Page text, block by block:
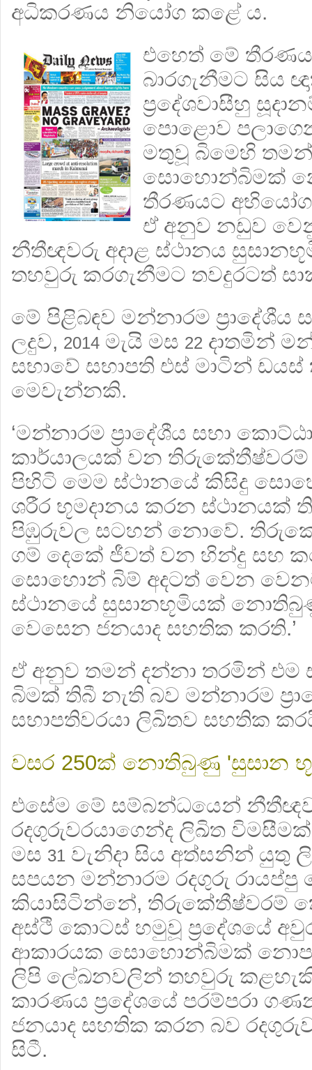
අධිකරණය නියෝග කළේ ය.
එහෙත් මේ
බාරගැනීමට සිය
ප‍්‍රදේශවාසීහු
පොළොව
මතුවූ බිමෙහි
සොහොන්බිමක්
තීරණයට
ඒ අනුව නඩුව
නීතීඥවරු අදාළ ස්ථානය
තහවුරු කරගැනීමට තවදුරටත්
මේ පිළිබඳව මන්නාරම
ලදුව, 2014 මැයි මස 22 දාතමින්
සභාවේ සභාපති එස් මාටින්
මෙවැන්නකි.
‘මන්නාරම ප‍්‍රාදේශීය සභා
කාර්යාලයක් වන තිරුකේතීෂ්වරම්
පිහිටි මෙම ස්ථානයේ කිසිදු
ශරීර භූමදානය කරන ස්ථානයක්
පිඹුරුවල සටහන් නොවේ.
ගම් දෙකේ ජීවත් වන හින්දු සහ
සොහොන් බිම් අදටත් වෙන
ස්ථානයේ සුසානභූමියක්
වෙසෙන ජනයාද සහතික කරති.’
ඒ අනුව තමන් දන්නා තරමින්
බිමක් තිබී නැති බව මන්නාරම
සභාපතිවරයා ලිඛිතව සහතික
වසර 250ක් නොතිබුණු 'සුසාන
එසේම මේ සම්බන්ධයෙන්
රදගුරුවරයාගෙන්ද ලිඛිත
මස 31 වැනිදා සිය අත්සනින් යුතු
සපයන මන්නාරම රදගුරු රායප්පු
කියාසිටින්නේ, තිරුකේතීෂ්වරම්
අස්ථි කොටස් හමුවූ ප‍්‍රදේශයේ
ආකාරයක සොහොන්බිමක්
ලිපි ලේඛනවලින් තහවුරු
කාරණය ප‍්‍රදේශයේ පරම්පරා
ජනයාද සහතික කරන බව
සිටී.